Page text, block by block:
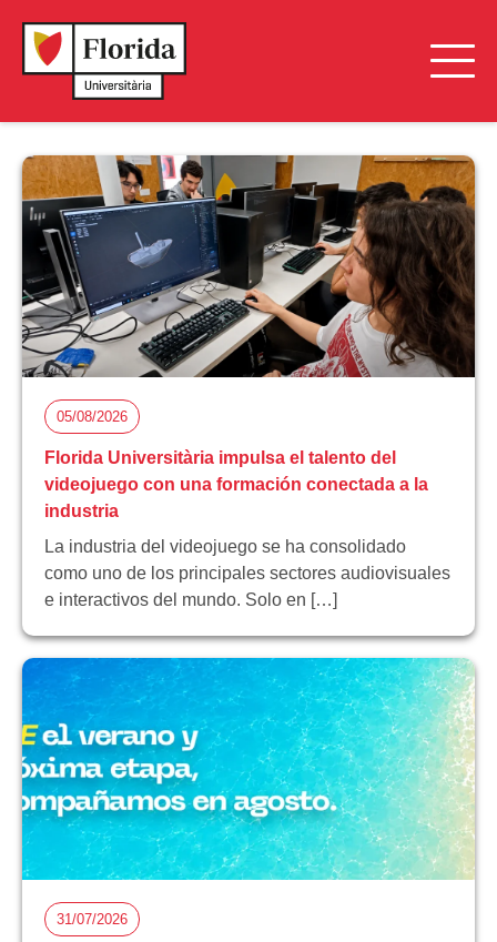
05/08/2026
Florida Universitària impulsa el talento del
videojuego con una formación conectada a la
industria
La industria del videojuego se ha consolidado
como uno de los principales sectores audiovisuales
e interactivos del mundo. Solo en […]
31/07/2026